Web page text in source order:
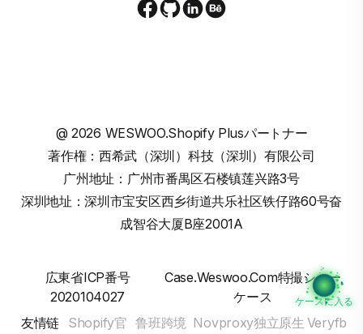
ケースに入る
@2026 WESWOO.Shopify Plusパートナー
著作権：西希武（深圳）科技（深圳）有限公司
广州地址：广州市番禺区石楼镇莲兴路3号
深圳地址：深圳市宝安区西乡街道共乐社区铁仔路60号奋
成智谷大厦B座2001A
広東省ICP番号
2020104027
Case.weswoo.com特撮ショー
ケース
友情链 Shopify官 鲁班跨境 Novproxy独立原生 Veryfb